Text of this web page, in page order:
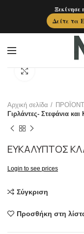
Αρχική σελίδα
Γιρλάντες- Στεφάνια και
ΕΥΚΑΛΥΠΤΟΣ
Login to see prices
Σύγκριση
Προσθήκη στη
Δείτε τα